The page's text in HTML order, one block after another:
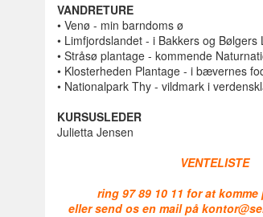
VANDRETURE
• Venø - min barndoms ø
• Limfjordslandet - i Bakkers og Bølgers
• Stråsø plantage - kommende
• Klosterheden Plantage - i bævernes
• Nationalpark Thy - vildmark i
KURSUSLEDER
Julietta Jensen
VENTELISTE
ring 97 89 10 11 for at
eller send os en mail på